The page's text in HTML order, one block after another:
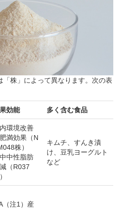
株」によって異なります。次の表
効能 多く含む食品
環境改善
満効果（N
株）
中性脂肪
（R037
キムチ、すんき漬
け、豆乳ヨーグルト
など
（注1）産